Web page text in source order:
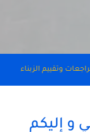
وتقييم الزبناء
و إليكم